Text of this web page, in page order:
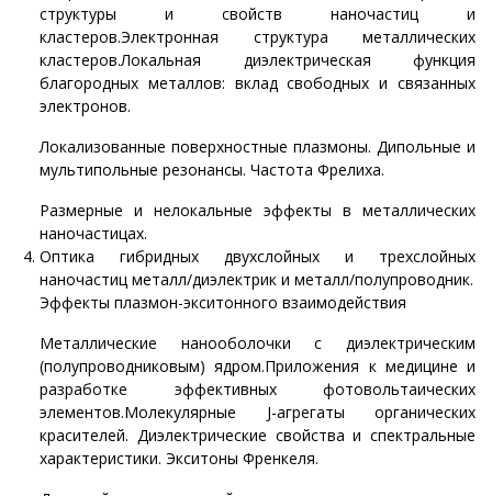
структуры и свойств наночастиц и
кластеров.Электронная структура металлических
кластеров.Локальная диэлектрическая функция
благородных металлов: вклад свободных и связанных
электронов.
Локализованные поверхностные плазмоны. Дипольные и
мультипольные резонансы. Частота Фрелиха.
Размерные и нелокальные эффекты в металлических
наночастицах.
Оптика гибридных двухслойных и трехслойных
наночастиц металл/диэлектрик и металл/полупроводник.
Эффекты плазмон-экситонного взаимодействия
Металлические нанооболочки с диэлектрическим
(полупроводниковым) ядром.Приложения к медицине и
разработке эффективных фотовольтаических
элементов.Молекулярные J-агрегаты органических
красителей. Диэлектрические свойства и спектральные
характеристики. Экситоны Френкеля.